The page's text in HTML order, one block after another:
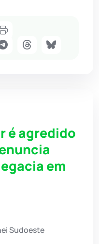
é agredido
em
Sudoeste